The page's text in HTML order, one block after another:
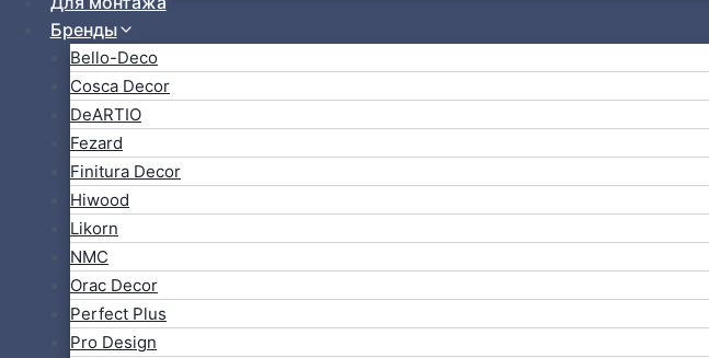
Бренды
Bello-Deco
Cosca Decor
DeARTIO
Fezard
Finitura Decor
Hiwood
Likorn
NMC
Orac Decor
Perfect Plus
Pro Design